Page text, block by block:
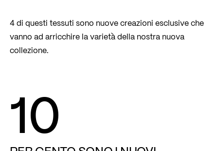
4 di questi tessuti sono nuove creazioni esclusive che
vanno ad arricchire la varietà della nostra nuova
collezione.
10